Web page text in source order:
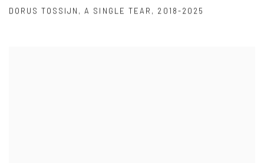
DORUS TOSSIJN ,A SINGLE TEAR , 2018-2025